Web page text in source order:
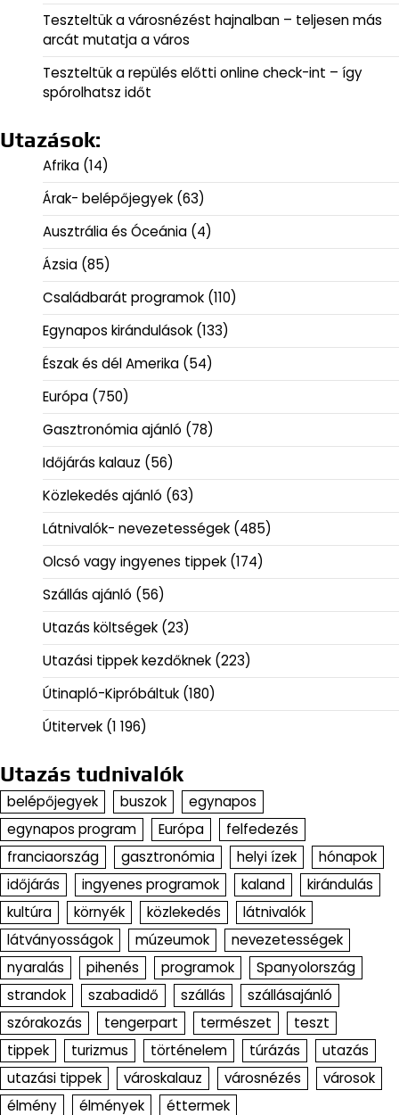
Teszteltük a városnézést hajnalban – teljesen más
arcát mutatja a város
Teszteltük a repülés előtti online check-int – így
spórolhatsz időt
Utazások:
Afrika (14)
Árak- belépőjegyek (63)
Ausztrália és Óceánia (4)
Ázsia (85)
Családbarát programok (110)
Egynapos kirándulások (133)
Észak és dél Amerika (54)
Európa (750)
Gasztronómia ajánló (78)
Időjárás kalauz (56)
Közlekedés ajánló (63)
Látnivalók- nevezetességek (485)
Olcsó vagy ingyenes tippek (174)
Szállás ajánló (56)
Utazás költségek (23)
Utazási tippek kezdőknek (223)
Útinapló-Kipróbáltuk (180)
Útitervek (1 196)
Utazás tudnivalók
belépőjegyek buszok
egynapos
egynapos program
Európa
felfedezés
franciaország
gasztronómia helyi ízek
hónapok
időjárás
ingyenes programok kaland
kirándulás
kultúra
környék közlekedés
látnivalók
látványosságok
múzeumok
nevezetességek
nyaralás
pihenés programok
Spanyolország
strandok
szabadidő szállás
szállásajánló
szórakozás
tengerpart természet
teszt
tippek
turizmus történelem túrázás
utazás
utazási tippek
városkalauz városnézés
városok
élmény
élmények éttermek